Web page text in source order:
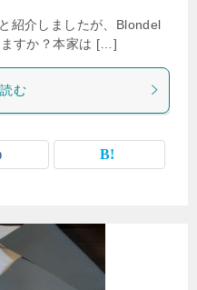
紹介しましたが、Blondel
ますか？本家は […]
む